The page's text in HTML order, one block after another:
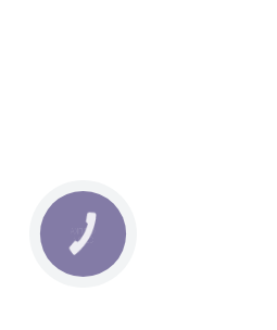
КНОПКА
СВЯЗИ